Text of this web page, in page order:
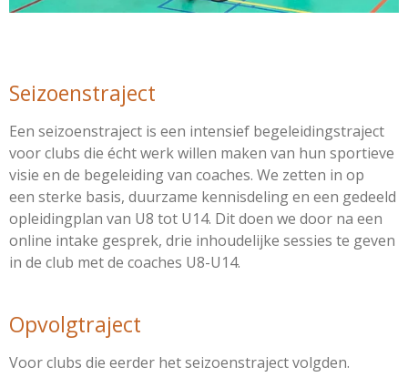
Seizoenstraject
Een seizoenstraject is een intensief begeleidingstraject
voor clubs die écht werk willen maken van hun sportieve
visie en de begeleiding van coaches. We zetten in op
een sterke basis, duurzame kennisdeling en een gedeeld
opleidingplan van U8 tot U14. Dit doen we door na een
online intake gesprek, drie inhoudelijke sessies te geven
in de club met de coaches U8-U14.
Opvolgtraject
Voor clubs die eerder het seizoenstraject volgden.